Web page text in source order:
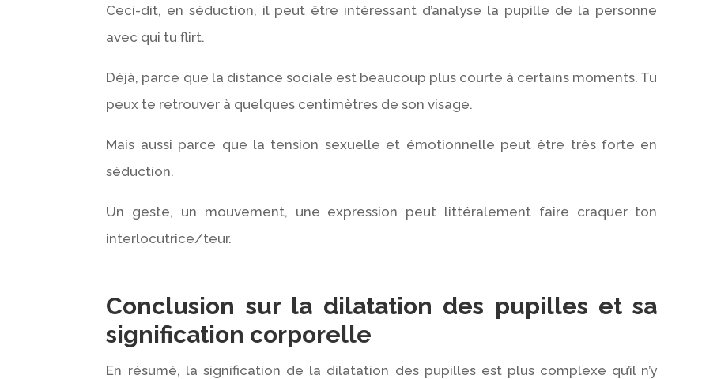
Ceci-dit, en séduction, il peut être intéressant d’analyse la pupille de la personne
avec qui tu flirt.
Déjà, parce que la distance sociale est beaucoup plus courte à certains moments. Tu
peux te retrouver à quelques centimètres de son visage.
Mais aussi parce que la tension sexuelle et émotionnelle peut être très forte en
séduction.
Un geste, un mouvement, une expression peut littéralement faire craquer ton
interlocutrice/teur.
Conclusion sur la dilatation des pupilles et sa
signification corporelle
En résumé, la signification de la dilatation des pupilles est plus complexe qu’il n’y